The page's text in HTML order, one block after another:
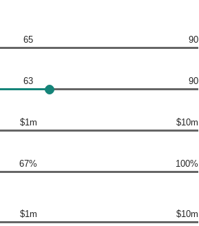
65 90
63 90
$1m $10m
67% 100%
$1m $10m